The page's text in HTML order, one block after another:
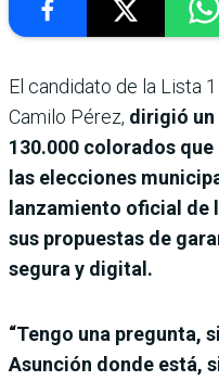
El candidato de la Lista
Camilo Pérez, dirigió un
130.000 colorados
las elecciones
lanzamiento oficial
sus propuestas de
segura y digital.
“Tengo una pregunta,
Asunción donde está,